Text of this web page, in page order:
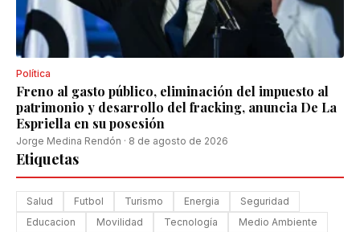
Política
Freno al gasto público, eliminación del impuesto al
patrimonio y desarrollo del fracking, anuncia De La
Espriella en su posesión
Jorge Medina Rendón · 8 de agosto de 2026
Etiquetas
Salud Futbol Turismo Energia
Seguridad
Educacion
Movilidad Tecnología
Medio Ambiente